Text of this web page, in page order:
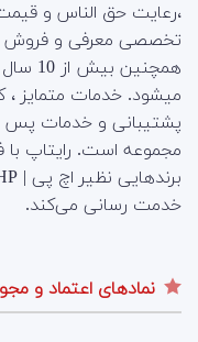
،رعایت حق الناس و
تخصصی معرفی و فروش
میشود. خدمات متمایز
پشتیبانی و خدمات پس
مجموعه است. رایتاپ
خدمت رسانی می‌کند.
نمادهای اعتماد و